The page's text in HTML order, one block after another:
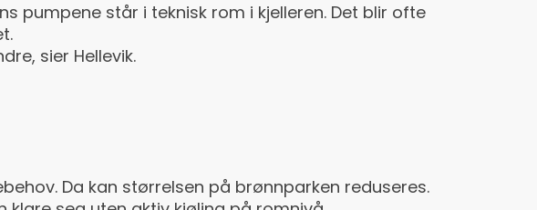
pumpene står i teknisk rom i kjelleren. Det blir ofte
sier Hellevik.
Da kan størrelsen på brønnparken reduseres.